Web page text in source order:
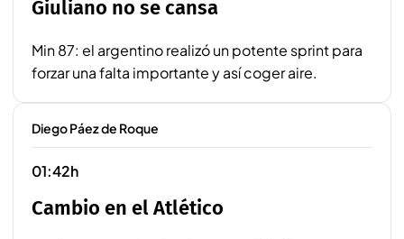
Giuliano no se cansa
Min 87: el argentino realizó un potente sprint para
forzar una falta importante y así coger aire.
Diego Páez de Roque
01:42h
Cambio en el Atlético